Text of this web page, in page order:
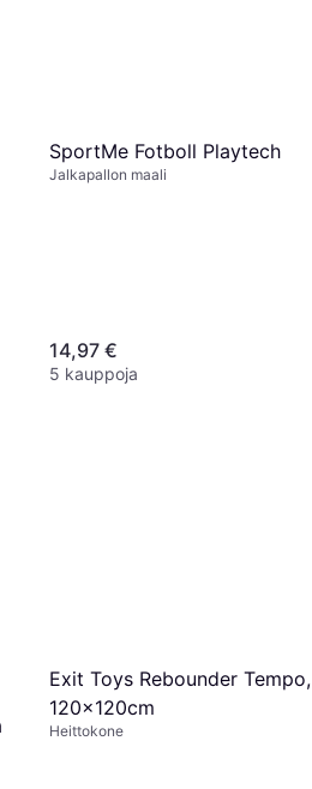
SportMe Fotboll Playtech
Jalkapallon maali
14,97 €
5 kauppoja
Exit Toys Rebounder Tempo,
120x120cm
Heittokone